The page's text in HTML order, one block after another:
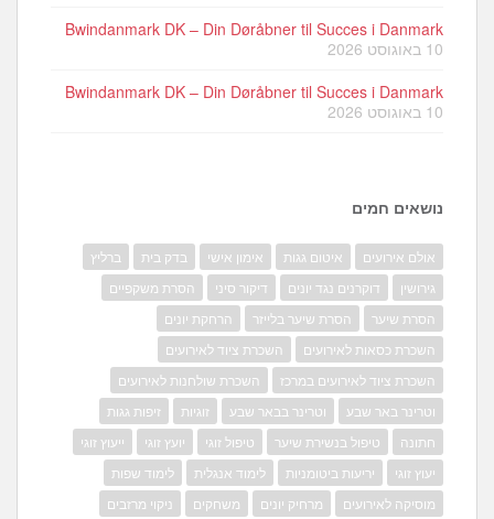
Bwindanmark DK – Din Døråbner til Succes i Danmark
10 באוגוסט 2026
Bwindanmark DK – Din Døråbner til Succes i Danmark
10 באוגוסט 2026
נושאים חמים
אולם אירועים איטום גגות אימון אישי בדק בית
ברליץ
גירושין
דוקרנים נגד יונים דיקור סיני
הסרת משקפיים
הסרת שיער
הסרת שיער בלייזר
הרחקת יונים
השכרת כסאות לאירועים
השכרת ציוד לאירועים
השכרת ציוד לאירועים במרכז
השכרת שולחנות לאירועים
וטרינר באר שבע
וטרינר בבאר שבע זוגיות
זיפות גגות
חתונה
טיפול בנשירת שיער טיפול זוגי יועץ זוגי
ייעוץ זוגי
יעוץ זוגי
יריעות ביטומניות לימוד אנגלית
לימוד שפות
מוסיקה לאירועים
מרחיק יונים משחקים ניקוי מרזבים